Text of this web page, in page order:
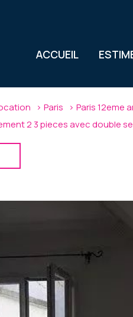
ACCUEIL
Paris Paris 12eme
2 3 pieces avec double